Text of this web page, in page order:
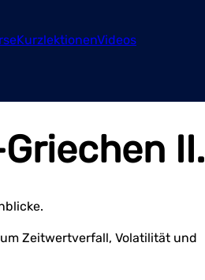
KurzlektionenVideos
II.
Zeitwertverfall, Volatilität und